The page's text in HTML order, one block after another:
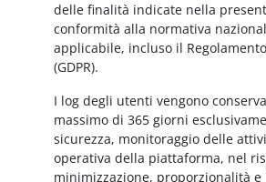
delle finalità indicate nella
conformità alla normativa
applicabile, incluso il
(GDPR).
I log degli utenti vengono
massimo di 365 giorni
sicurezza, monitoraggio delle
operativa della piattaforma, nel
minimizzazione, proporzionalità